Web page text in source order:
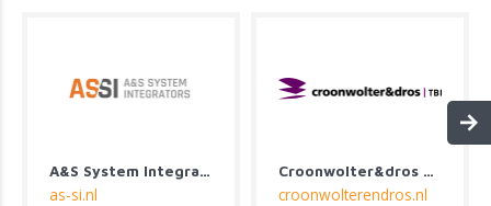
A&S System Integrators
as-si.nl
Croonwolter&dros B.V.
croonwolterendros.nl